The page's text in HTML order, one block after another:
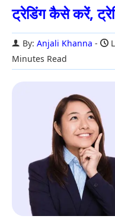
ट्रेडिंग कैसे करें,
By: Anjali Khanna
Minutes Read